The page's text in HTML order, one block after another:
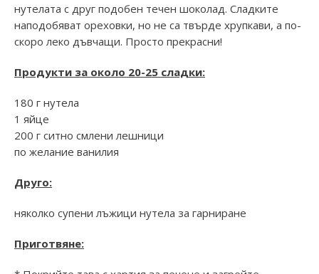
нутелата с друг подобен течен шоколад. Сладките
наподобяват ореховки, но не са твърде хрупкави, а по-
скоро леко дъвчащи. Просто прекрасни!
Продукти за около 20-25 сладки:
180 г нутела
1 яйце
200 г ситно смлени лешници
по желание ванилия
Друго:
няколко супени лъжици нутела за гарниране
Приготвяне: